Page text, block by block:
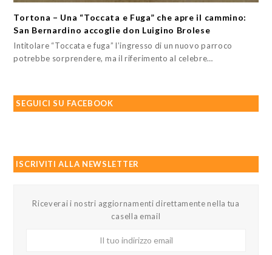
Tortona – Una “Toccata e Fuga” che apre il cammino:
San Bernardino accoglie don Luigino Brolese
Intitolare “Toccata e fuga” l’ingresso di un nuovo parroco
potrebbe sorprendere, ma il riferimento al celebre…
SEGUICI SU FACEBOOK
ISCRIVITI ALLA NEWSLETTER
Riceverai i nostri aggiornamenti direttamente nella tua
casella email